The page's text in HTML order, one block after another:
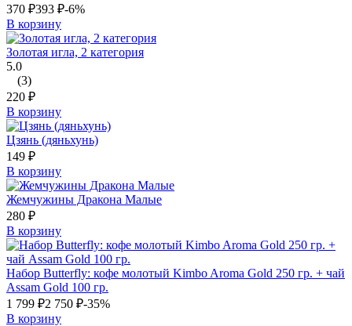
370 ₽393 ₽-6%
В корзину
Золотая игла, 2 категория
5.0
(3)
220 ₽
В корзину
Цзянь (дяньхунь)
149 ₽
В корзину
Жемчужины Дракона Малые
280 ₽
В корзину
Набор Butterfly: кофе молотый Kimbo Aroma Gold 250 гр. + чай
Assam Gold 100 гр.
1 799 ₽2 750 ₽-35%
В корзину